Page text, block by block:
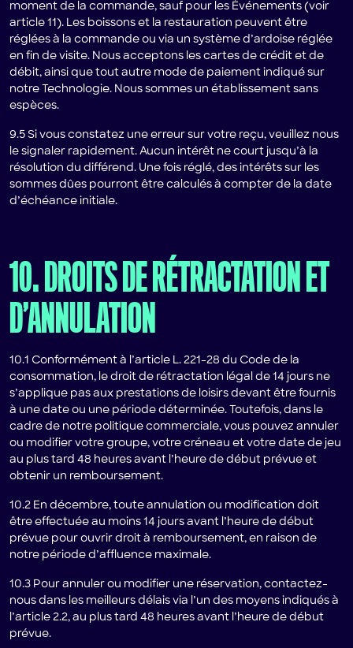
moment de la commande, sauf pour les Événements (voir
article 11). Les boissons et la restauration peuvent être
réglées à la commande ou via un système d’ardoise réglée
en fin de visite. Nous acceptons les cartes de crédit et de
débit, ainsi que tout autre mode de paiement indiqué sur
notre Technologie. Nous sommes un établissement sans
espèces.
9.5 Si vous constatez une erreur sur votre reçu, veuillez nous
le signaler rapidement. Aucun intérêt ne court jusqu’à la
résolution du différend. Une fois réglé, des intérêts sur les
sommes dûes pourront être calculés à compter de la date
d’échéance initiale.
10. DROITS DE RÉTRACTATION ET
D’ANNULATION
10.1 Conformément à l’article L. 221-28 du Code de la
consommation, le droit de rétractation légal de 14 jours ne
s’applique pas aux prestations de loisirs devant être fournis
à une date ou une période déterminée. Toutefois, dans le
cadre de notre politique commerciale, vous pouvez annuler
ou modifier votre groupe, votre créneau et votre date de jeu
au plus tard 48 heures avant l’heure de début prévue et
obtenir un remboursement.
10.2 En décembre, toute annulation ou modification doit
être effectuée au moins 14 jours avant l’heure de début
prévue pour ouvrir droit à remboursement, en raison de
notre période d’affluence maximale.
10.3 Pour annuler ou modifier une réservation, contactez-
nous dans les meilleurs délais via l’un des moyens indiqués à
l’article 2.2, au plus tard 48 heures avant l’heure de début
prévue.